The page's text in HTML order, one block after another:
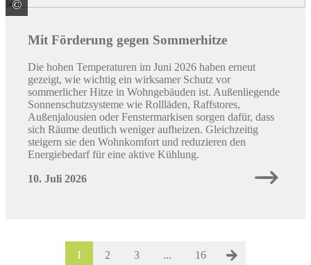
© Quelle: Colourbox / ID: #71956762 / Astrid Gast
Mit Förderung gegen Sommerhitze
Die hohen Temperaturen im Juni 2026 haben erneut
gezeigt, wie wichtig ein wirksamer Schutz vor
sommerlicher Hitze in Wohngebäuden ist. Außenliegende
Sonnenschutzsysteme wie Rollläden, Raffstores,
Außenjalousien oder Fenstermarkisen sorgen dafür, dass
sich Räume deutlich weniger aufheizen. Gleichzeitig
steigern sie den Wohnkomfort und reduzieren den
Energiebedarf für eine aktive Kühlung.
10. Juli 2026
1 2 3 ... 16